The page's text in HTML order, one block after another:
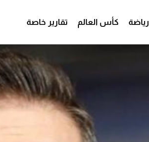
رياضة كأس العالم تقارير خاصة